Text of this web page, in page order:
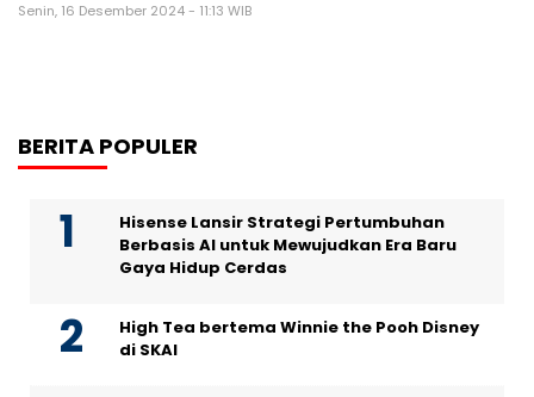
Senin, 16 Desember 2024 - 11:13 WIB
BERITA POPULER
Hisense Lansir Strategi Pertumbuhan
Berbasis AI untuk Mewujudkan Era Baru
Gaya Hidup Cerdas
High Tea bertema Winnie the Pooh Disney
di SKAI